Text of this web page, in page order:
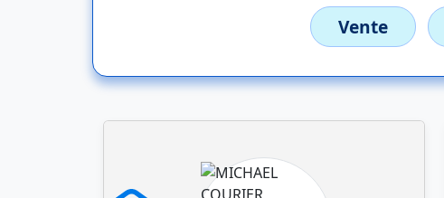
Vente